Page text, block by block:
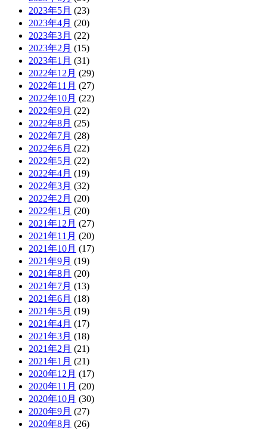
2023年5月 (23)
2023年4月 (20)
2023年3月 (22)
2023年2月 (15)
2023年1月 (31)
2022年12月 (29)
2022年11月 (27)
2022年10月 (22)
2022年9月 (22)
2022年8月 (25)
2022年7月 (28)
2022年6月 (22)
2022年5月 (22)
2022年4月 (19)
2022年3月 (32)
2022年2月 (20)
2022年1月 (20)
2021年12月 (27)
2021年11月 (20)
2021年10月 (17)
2021年9月 (19)
2021年8月 (20)
2021年7月 (13)
2021年6月 (18)
2021年5月 (19)
2021年4月 (17)
2021年3月 (18)
2021年2月 (21)
2021年1月 (21)
2020年12月 (17)
2020年11月 (20)
2020年10月 (30)
2020年9月 (27)
2020年8月 (26)